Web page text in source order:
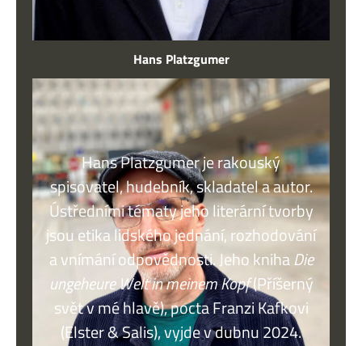
Hans Platzgumer
Hans Platzgumer je rakouský
spisovatel, hudebník, skladatel a autor.
Ústředními tématy jeho literární tvorby
jsou etika lidského jednání, rozhodování
a vnímání odpovědnosti. Jeho knihaDie
ungeheure Welt in meinem Kopf(Příšerný
svět v mé hlavě), pocta Franzi Kafkovi
(Elster & Salis), vyjde v dubnu 2024.